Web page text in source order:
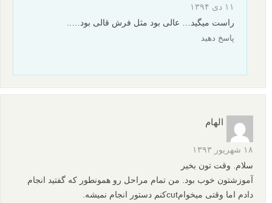
۱۱ دی ۱۳۹۴
راست میگید… عالی بود مثل فرش قالی بود…..
پاسخ دهید
الهام
۱۸ شهریور ۱۳۹۳
سلام. وقت تون بخیر
آموزشتون خوب بود. من تمام مراحل رو همونطور که گفتید انجام
دادم اما وقتی میخوامcutکنم دستور انجام نمیشه.